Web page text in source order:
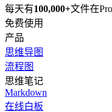
每天有100,000+文件在
免费使用
产品
思维导图
流程图
思维笔记
Markdown
在线白板